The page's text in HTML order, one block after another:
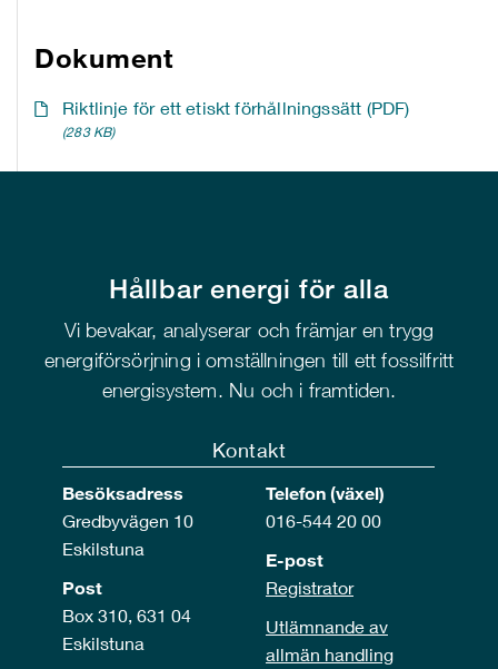
Dokument
Riktlinje för ett etiskt förhållningssätt (PDF)
(283 KB)
Hållbar energi för alla
Vi bevakar, analyserar och främjar en trygg
energiförsörjning i omställningen till ett fossilfritt
energisystem. Nu och i framtiden.
Kontakt
Besöksadress
Gredbyvägen 10
Eskilstuna
Post
Box 310, 631 04
Eskilstuna
Telefon (växel)
016-544 20 00
E-post
Registrator
Utlämnande av
allmän handling